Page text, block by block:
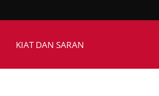
KIAT DAN SARAN